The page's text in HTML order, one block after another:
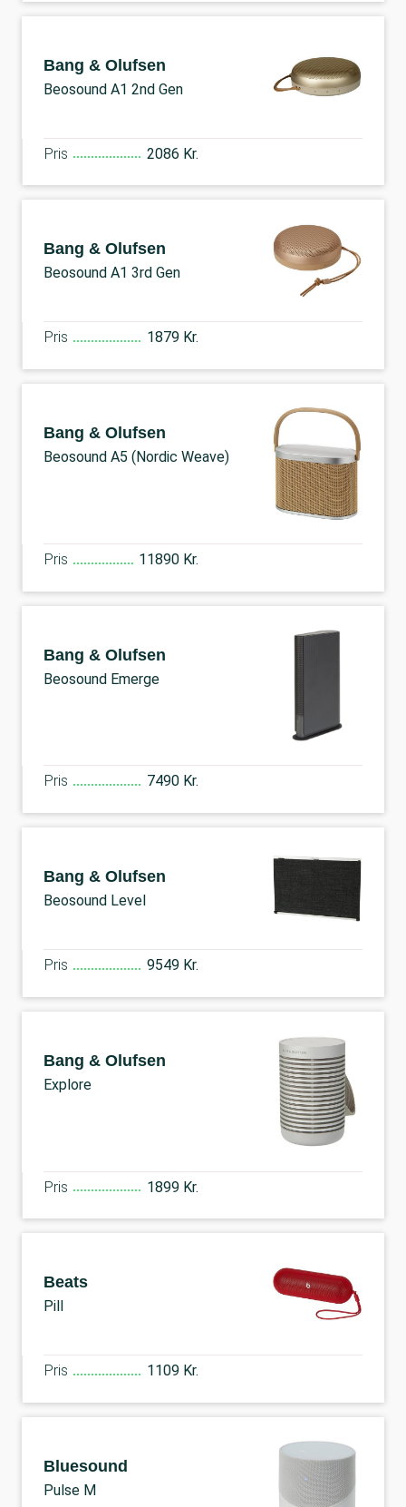
Bang & Olufsen
Beosound A1 2nd Gen
Pris 2086 Kr.
Bang & Olufsen
Beosound A1 3rd Gen
Pris 1879 Kr.
Bang & Olufsen
Beosound A5 (Nordic Weave)
Pris 11890 Kr.
Bang & Olufsen
Beosound Emerge
Pris 7490 Kr.
Bang & Olufsen
Beosound Level
Pris 9549 Kr.
Bang & Olufsen
Explore
Pris 1899 Kr.
Beats
Pill
Pris 1109 Kr.
Bluesound
Pulse M